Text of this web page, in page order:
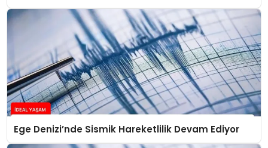
Ege Denizi’nde Sismik Hareketlilik Devam Ediyor